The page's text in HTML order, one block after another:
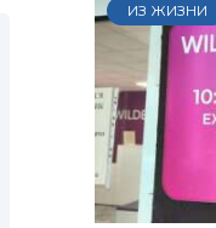
ИЗ ЖИЗНИ